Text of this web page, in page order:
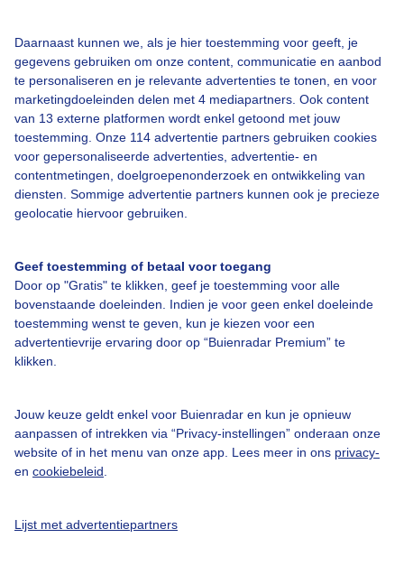
Daarnaast kunnen we, als je hier toestemming voor geeft, je
gegevens gebruiken om onze content, communicatie en aanbod
te personaliseren en je relevante advertenties te tonen, en voor
marketingdoeleinden delen met 4 mediapartners. Ook content
van 13 externe platformen wordt enkel getoond met jouw
toestemming. Onze 114 advertentie partners gebruiken cookies
voor gepersonaliseerde advertenties, advertentie- en
contentmetingen, doelgroepenonderzoek en ontwikkeling van
diensten. Sommige advertentie partners kunnen ook je precieze
geolocatie hiervoor gebruiken.
Geef toestemming of betaal voor toegang
Door op "Gratis" te klikken, geef je toestemming voor alle
bovenstaande doeleinden. Indien je voor geen enkel doeleinde
toestemming wenst te geven, kun je kiezen voor een
advertentievrije ervaring door op “Buienradar Premium” te
klikken.
Jouw keuze geldt enkel voor Buienradar en kun je opnieuw
aanpassen of intrekken via “Privacy-instellingen” onderaan onze
website of in het menu van onze app. Lees meer in ons privacy-
en cookiebeleid
Lijst met advertentiepartners
Over Buienradar
Bedrijfsgegevens
Contact
Toegankelijkheid
Gebruikersvoorwaarden
Adverteren
Privacy beleid
Cookie beleid